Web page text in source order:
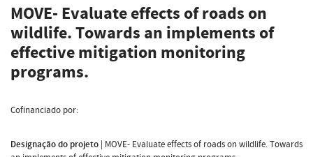
MOVE- Evaluate effects of roads on
wildlife. Towards an implements of
effective mitigation monitoring
programs.
Cofinanciado por:
Designação do projeto | MOVE- Evaluate effects of roads on wildlife. Towards